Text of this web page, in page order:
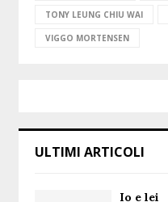
TONY LEUNG CHIU WAI
VIGGO MORTENSEN
ULTIMI ARTICOLI
Io e lei